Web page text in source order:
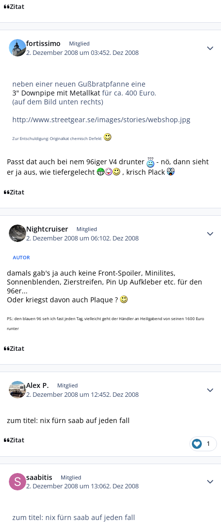
Zitat
fortissimo Mitglied
2. Dezember 2008 um 03:452. Dez 2008
neben einer neuen Gußbratpfanne eine
3" Downpipe mit Metallkatfür ca. 400 Euro.
(auf dem Bild unten rechts)
http://www.streetgear.se/images/stories/webshop.jpg
Zur Entschuldigung: Originalkat chemisch Defekt
Passt dat auch bei nem 96iger V4 drunter
- nö, dann sieht
er ja aus, wie tiefergelecht
, krisch Plack
Zitat
Nightcruiser Mitglied
2. Dezember 2008 um 06:102. Dez 2008
AUTOR
damals gab's ja auch keine Front-Spoiler, Minilites,
Sonnenblenden, Zierstreifen, Pin Up Aufkleber etc. für den
96er...
Oder kriegst davon auch Plaque ?
PS.: den blauen 96 seh ich fast jeden Tag, vielleicht geht der Händler an Heiligabend von seinen 1600 Euro
runter
Zitat
Alex P. Mitglied
2. Dezember 2008 um 12:452. Dez 2008
zum titel: nix fürn saab auf jeden fall
Zitat 1
saabitis Mitglied
2. Dezember 2008 um 13:062. Dez 2008
zum titel: nix fürn saab auf jeden fall